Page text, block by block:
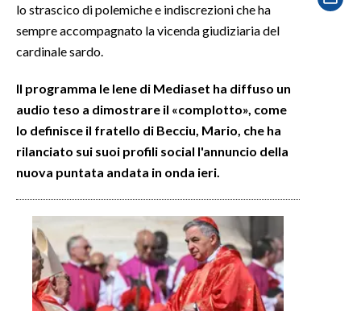
SARDI NEL MONDO
NOTIZIE
INSULARITÀ
INFO AZIENDE
ABBONATI
ANNUNCI
NECROLOGI
lo strascico di polemiche e indiscrezioni che ha
sempre accompagnato la vicenda giudiziaria del
cardinale sardo.
Il programma le Iene di Mediaset ha diffuso un
audio teso a dimostrare il «complotto», come
lo definisce il fratello di Becciu, Mario, che ha
rilanciato sui suoi profili social l'annuncio della
nuova puntata andata in onda ieri.